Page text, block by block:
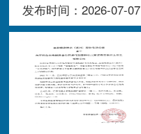
发布时间：2026-07-07